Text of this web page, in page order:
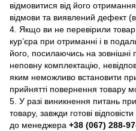
відмовитися від його
відмови та виявлений дефект (в
4. Якщо ви не перевірили товар
кур’єра при отриманні і в
його, посилаючись на
неповну комплектацію,
яким неможливо встановити
прийнятті повернення товару
5. У разі виникнення питань
товару, завжди готові
до менеджера +38 (067) 288-